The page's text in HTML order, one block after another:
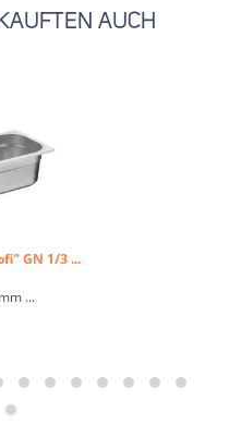
AUCH
GN 1/3 ...
...